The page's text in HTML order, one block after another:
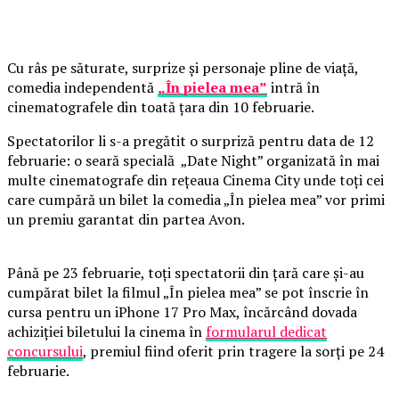
Cu râs pe săturate, surprize și personaje pline de viață,
comedia independentă „În pielea mea” intră în
cinematografele din toată țara din 10 februarie.
Spectatorilor li s-a pregătit o surpriză pentru data de 12
februarie: o seară specială „Date Night” organizată în mai
multe cinematografe din rețeaua Cinema City unde toți cei
care cumpără un bilet la comedia „În pielea mea” vor primi
un premiu garantat din partea Avon.
Până pe 23 februarie, toți spectatorii din țară care și-au
cumpărat bilet la filmul „În pielea mea” se pot înscrie în
cursa pentru un iPhone 17 Pro Max, încărcând dovada
achiziției biletului la cinema înformularul dedicat
concursului, premiul fiind oferit prin tragere la sorți pe 24
februarie.